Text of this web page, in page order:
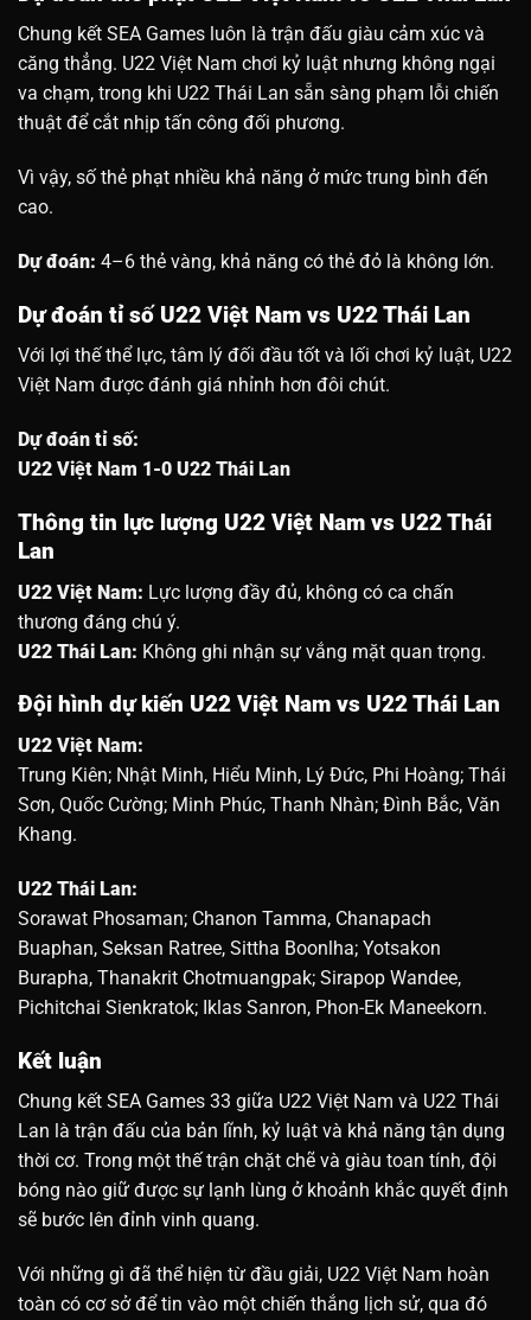
Chung kết SEA Games luôn là trận đấu giàu cảm xúc và
căng thẳng. U22 Việt Nam chơi kỷ luật nhưng không ngại
va chạm, trong khi U22 Thái Lan sẵn sàng phạm lỗi chiến
thuật để cắt nhịp tấn công đối phương.
Vì vậy, số thẻ phạt nhiều khả năng ở mức trung bình đến
cao.
Dự đoán: 4–6 thẻ vàng, khả năng có thẻ đỏ là không lớn.
Dự đoán tỉ số U22 Việt Nam vs U22 Thái Lan
Với lợi thế thể lực, tâm lý đối đầu tốt và lối chơi kỷ luật, U22
Việt Nam được đánh giá nhỉnh hơn đôi chút.
Dự đoán tỉ số:
U22 Việt Nam 1-0 U22 Thái Lan
Thông tin lực lượng U22 Việt Nam vs U22 Thái
Lan
U22 Việt Nam: Lực lượng đầy đủ, không có ca chấn
thương đáng chú ý.
U22 Thái Lan: Không ghi nhận sự vắng mặt quan trọng.
Đội hình dự kiến U22 Việt Nam vs U22 Thái Lan
U22 Việt Nam:
Trung Kiên; Nhật Minh, Hiểu Minh, Lý Đức, Phi Hoàng; Thái
Sơn, Quốc Cường; Minh Phúc, Thanh Nhàn; Đình Bắc, Văn
Khang.
U22 Thái Lan:
Sorawat Phosaman; Chanon Tamma, Chanapach
Buaphan, Seksan Ratree, Sittha Boonlha; Yotsakon
Burapha, Thanakrit Chotmuangpak; Sirapop Wandee,
Pichitchai Sienkratok; Iklas Sanron, Phon-Ek Maneekorn.
Kết luận
Chung kết SEA Games 33 giữa U22 Việt Nam và U22 Thái
Lan là trận đấu của bản lĩnh, kỷ luật và khả năng tận dụng
thời cơ. Trong một thế trận chặt chẽ và giàu toan tính, đội
bóng nào giữ được sự lạnh lùng ở khoảnh khắc quyết định
sẽ bước lên đỉnh vinh quang.
Với những gì đã thể hiện từ đầu giải, U22 Việt Nam hoàn
toàn có cơ sở để tin vào một chiến thắng lịch sử, qua đó